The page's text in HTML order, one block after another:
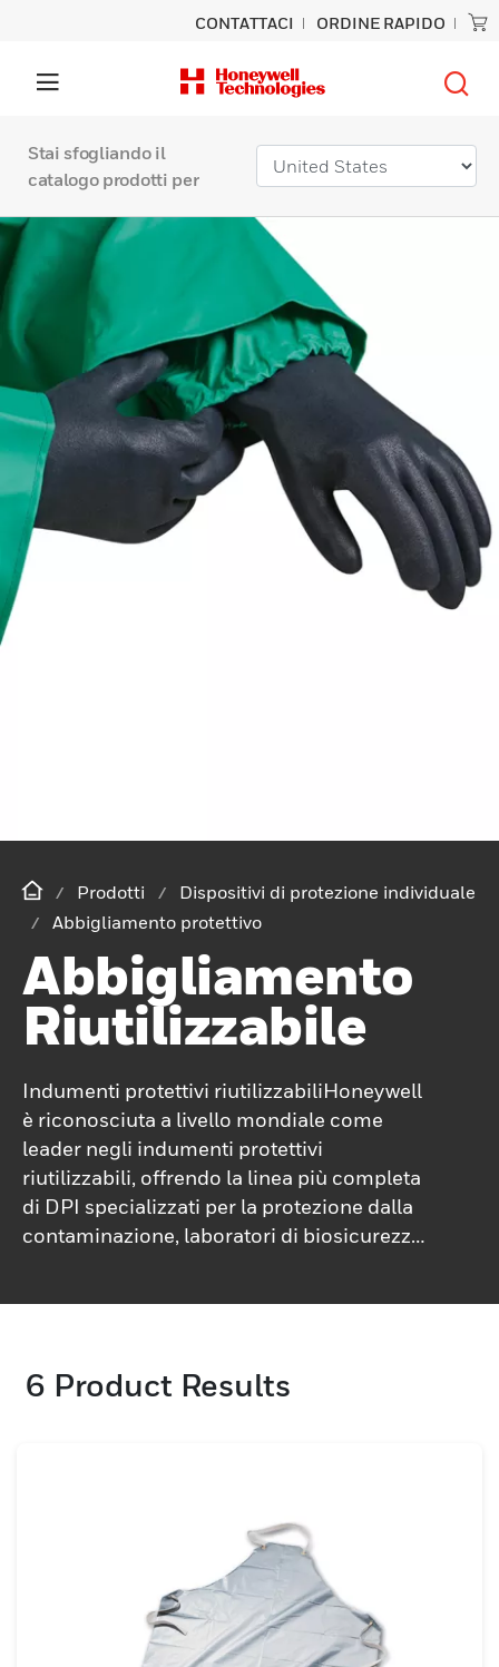
CONTATTACI ORDINE RAPIDO
Stai sfogliando il
catalogo prodotti per
Prodotti
Dispositivi di protezione individuale
Abbigliamento protettivo
Abbigliamento
Riutilizzabile
Indumenti protettivi riutilizzabiliHoneywell
è riconosciuta a livello mondiale come
leader negli indumenti protettivi
riutilizzabili, offrendo la linea più completa
di DPI specializzati per la protezione dalla
contaminazione, laboratori di biosicurezza
vantaggiosa per aiutare a mantenere i
6 Product Results